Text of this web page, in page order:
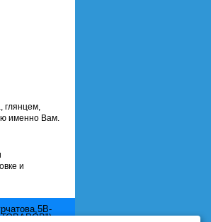
глянцем,
именно Вам.
и